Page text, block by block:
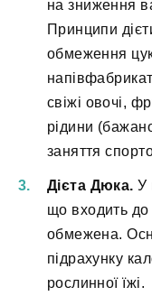
на зниження
Принципи
обмеження
свіжі овочі,
рідини
заняття
Дієта Дюка. У
що входить до
обмежена.
підрахунку
рослинної їжі.